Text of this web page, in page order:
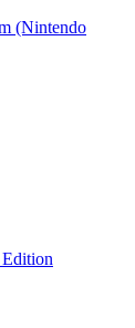
(Nintendo